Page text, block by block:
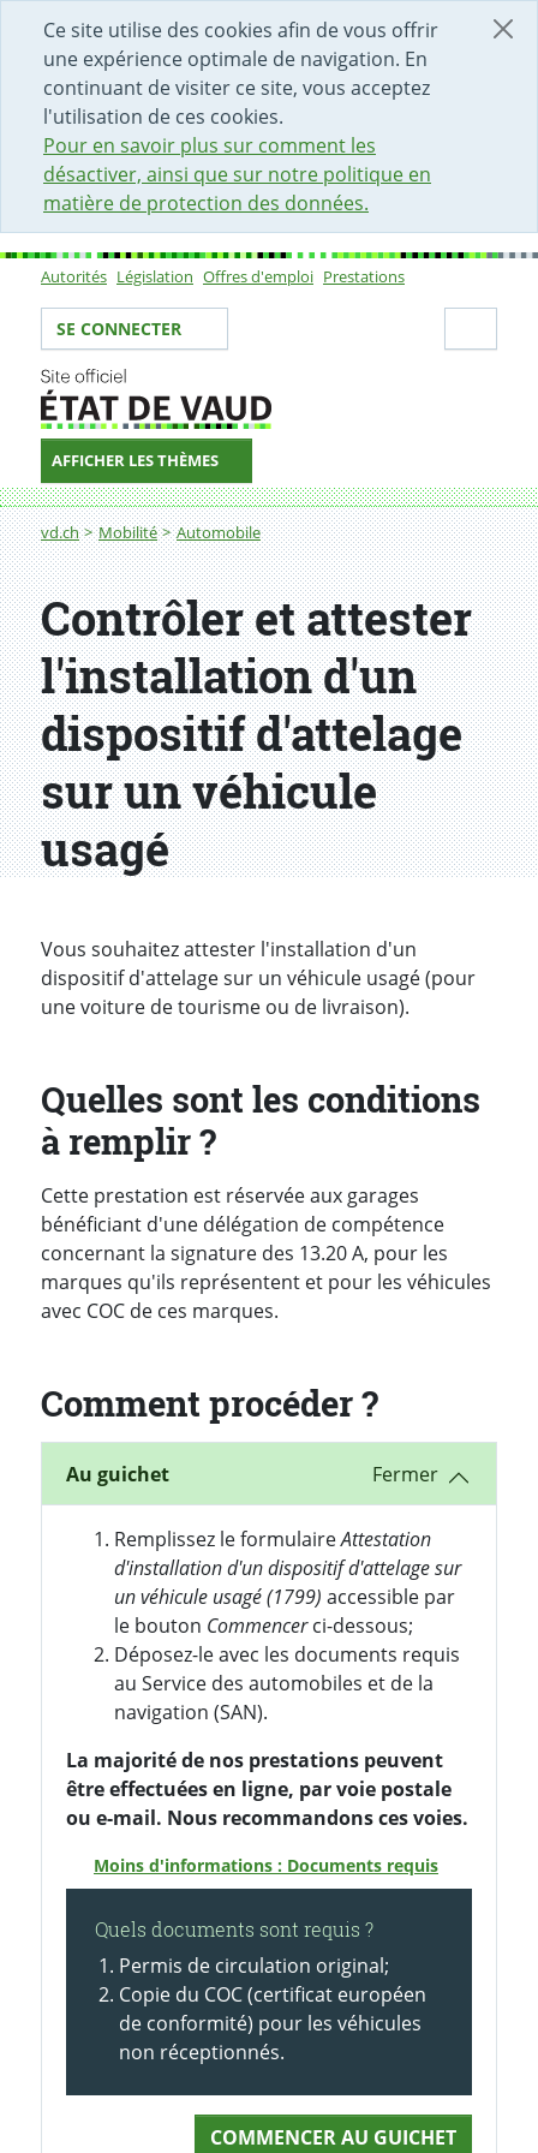
Ce site utilise des cookies afin de vous offrir
une expérience optimale de navigation. En
continuant de visiter ce site, vous acceptez
l'utilisation de ces cookies.
Pour en savoir plus sur comment les
désactiver, ainsi que sur notre politique en
matière de protection des données.
DÉBUT DU CONTENU DE LA PAGE
ACCÈS AU CHAMP DE RECHERCHE
PAGE D'ACCUEIL
FORMULAIRE DE CONTACT
Sous-navigation
Autorités Législation Offres d'emploi Prestations
Votre identité
SE CONNECTER
AFFICHER LES THÈMES
Fil d'Ariane
vd.ch Mobilité Automobile
Contrôler et attester l'installation d'un dispositif
Contrôler et attester
l'installation d'un
dispositif d'attelage
sur un véhicule
usagé
Introduction
Vous souhaitez attester l'installation d'un
dispositif d'attelage sur un véhicule usagé (pour
une voiture de tourisme ou de livraison).
Quelles sont les conditions
à remplir ?
Cette prestation est réservée aux garages
bénéficiant d'une délégation de compétence
concernant la signature des 13.20 A, pour les
marques qu'ils représentent et pour les véhicules
avec COC de ces marques.
Comment procéder ?
Au guichet
Remplissez le formulaireAttestation
d'installation d'un dispositif d'attelage sur
un véhicule usagé (1799) accessible par
le bouton Commencerci-dessous;
Déposez-le avec les documents requis
au Service des automobiles et de la
navigation (SAN).
La majorité de nos prestations peuvent
être effectuées en ligne, par voie postale
ou e-mail. Nous recommandons ces voies.
Moins d'informations : Documents requis
Quels documents sont requis ?
Permis de circulation original;
Copie du COC (certificat européen
de conformité) pour les véhicules
non réceptionnés.
COMMENCER AU GUICHET